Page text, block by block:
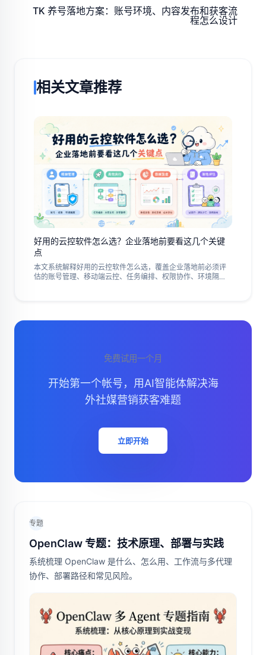
TK 养号落地方案：账号环境、内容发布和获客流
程怎么设计
相关文章推荐
好用的云控软件怎么选？企业落地前要看这几个关键
点
本文系统解释好用的云控软件怎么选，覆盖企业落地前必须评
估的账号管理、移动端云控、任务编排、权限协作、环境隔
免费试用一个月
开始第一个帐号，用AI智能体解决海
外社媒营销获客难题
立即开始
专题
OpenClaw 专题：技术原理、部署与实践
系统梳理 OpenClaw 是什么、怎么用、工作流与多代理
协作、部署路径和常见风险。